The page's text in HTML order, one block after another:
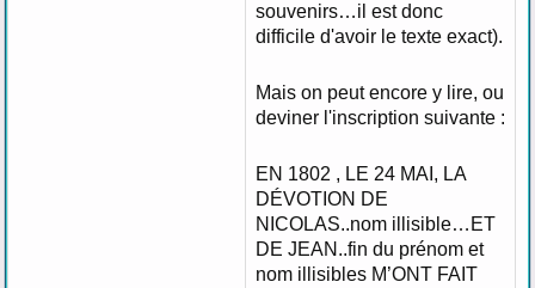
souvenirs…il est donc
difficile d'avoir le texte exact).
Mais on peut encore y lire, ou
deviner l'inscription suivante :
EN 1802 , LE 24 MAI, LA
DÉVOTION DE
NICOLAS..nom illisible…ET
DE JEAN..fin du prénom et
nom illisibles M’ONT FAIT